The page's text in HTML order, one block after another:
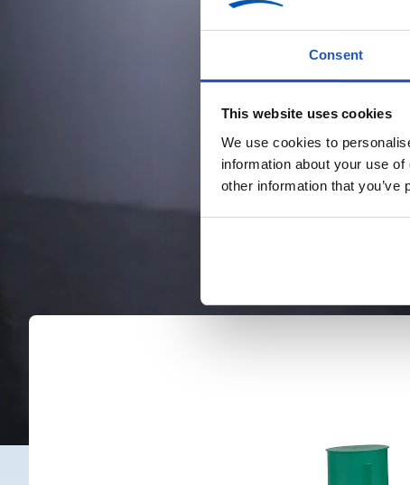
Consent
This website uses cookies
We use cookies to
information about your use
other information that